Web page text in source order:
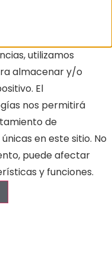
utilizamos
almacenar y/o
El
nos permitirá
de
en este sitio. No
puede afectar
y funciones.